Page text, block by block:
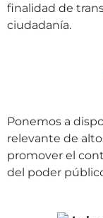
finalidad de
ciudadanía.
Ponemos a
relevante de
promover el
del poder